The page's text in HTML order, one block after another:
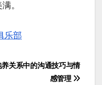
。
乐部
养关系中的沟通技巧与情
感管理